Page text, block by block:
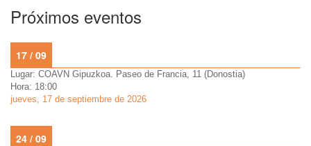
Próximos eventos
17 / 09
Lugar: COAVN Gipuzkoa. Paseo de Francia, 11 (Donostia)
Hora: 18:00
jueves, 17 de septiembre de 2026
24 / 09